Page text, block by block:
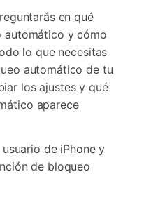
en qué
automático y cómo
lo que necesitas
automático de tu
los ajustes y qué
aparece
de iPhone y
de bloqueo